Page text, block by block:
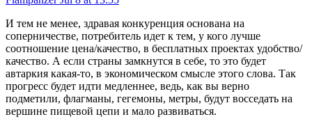
И тем не менее, здравая конкуренция основана на
соперничестве, потребитель идет к тем, у кого лучше
соотношение цена/качество, в бесплатных проектах удобство/
качество. А если страны замкнутся в себе, то это будет
автаркия какая-то, в экономическом смысле этого слова. Так
прогресс будет идти медленнее, ведь, как вы верно
подметили, флагманы, гегемоны, метры, будут восседать на
вершине пищевой цепи и мало развиваться.